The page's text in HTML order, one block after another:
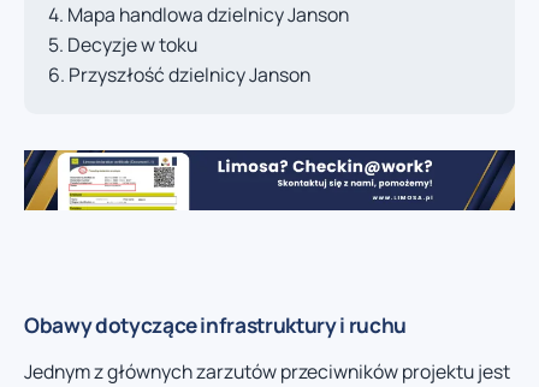
Mapa handlowa dzielnicy Janson
Decyzje w toku
Przyszłość dzielnicy Janson
Obawy dotyczące infrastruktury i ruchu
Jednym z głównych zarzutów przeciwników projektu jest